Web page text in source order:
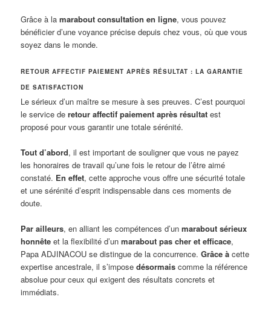
Grâce à lamarabout consultation en ligne, vous pouvez
bénéficier d’une voyance précise depuis chez vous, où que vous
soyez dans le monde.
RETOUR AFFECTIF PAIEMENT APRÈS RÉSULTAT : LA GARANTIE
DE SATISFACTION
Le sérieux d’un maître se mesure à ses preuves. C’est pourquoi
le service deretour affectif paiement après résultat est
proposé pour vous garantir une totale sérénité.
Tout d’abord, il est important de souligner que vous ne payez
les honoraires de travail qu’une fois le retour de l’être aimé
constaté. En effet, cette approche vous offre une sécurité totale
et une sérénité d’esprit indispensable dans ces moments de
doute.
Par ailleurs, en alliant les compétences d’unmarabout sérieux
honnête et la flexibilité d’unmarabout pas cher et efficace,
Papa ADJINACOU se distingue de la concurrence.Grâce à cette
expertise ancestrale, il s’imposedésormais comme la référence
absolue pour ceux qui exigent des résultats concrets et
immédiats.